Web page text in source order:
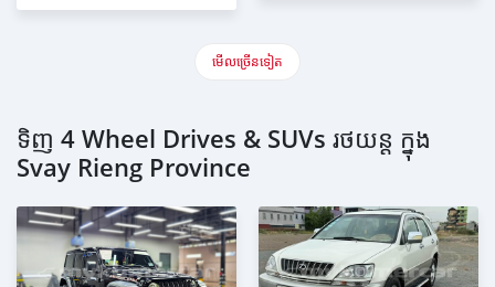
មើល​ច្រើន​ទៀត
ទិញ 4 Wheel Drives & SUVs រថយន្ត ក្នុង
Svay Rieng Province